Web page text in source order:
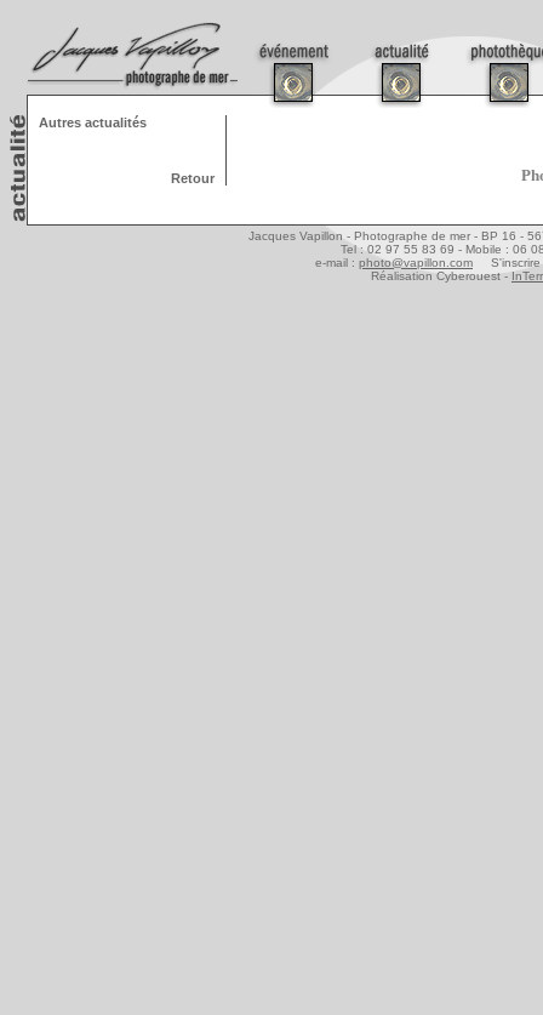
Autres actualités
Retour
Jacques Vapillon - Photographe de mer - BP 16 -
Tel : 02 97 55 83 69 - Mobile : 06
e-mail : photo@vapillon.com S'inscrire
Réalisation Cyberouest -